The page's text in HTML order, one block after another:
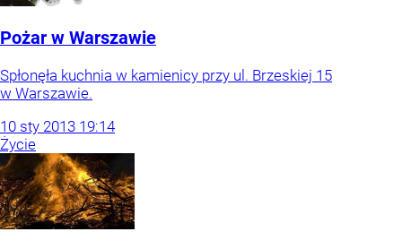
Pożar w Warszawie
Spłonęła kuchnia w kamienicy przy ul. Brzeskiej 15
w Warszawie.
10 sty 2013 19:14
Życie